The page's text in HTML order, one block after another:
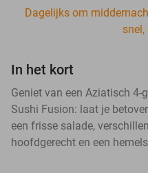
Dagelijks om
snel,
In het kort
Geniet van een Aziatisch
Sushi Fusion: laat je
een frisse salade,
hoofdgerecht en een